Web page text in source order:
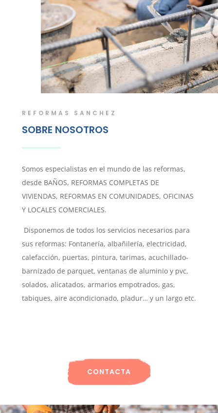
REFORMAS SANCHEZ
SOBRE NOSOTROS
Somos especialistas en el mundo de las reformas,
desde BAÑOS, REFORMAS COMPLETAS DE
VIVIENDAS, REFORMAS EN COMUNIDADES, OFICINAS
Y LOCALES COMERCIALES.
Disponemos de todos los servicios necesarios para
sus reformas: Fontanería, albañilería, electricidad,
calefacción, puertas, pintura, tarimas, acuchillado-
barnizado de parquet, ventanas de aluminio y pvc,
solados, alicatados, armarios empotrados, gas,
tabiques, aire acondicionado, pladur… y un largo etc.
CONTACTA